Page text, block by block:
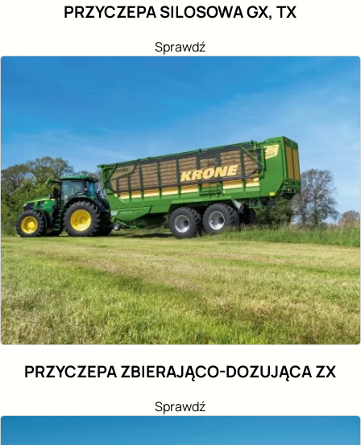
PRZYCZEPA SILOSOWA GX, TX
Sprawdź
PRZYCZEPA ZBIERAJĄCO-DOZUJĄCA ZX
Sprawdź